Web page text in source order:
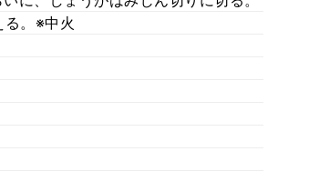
る。※中火